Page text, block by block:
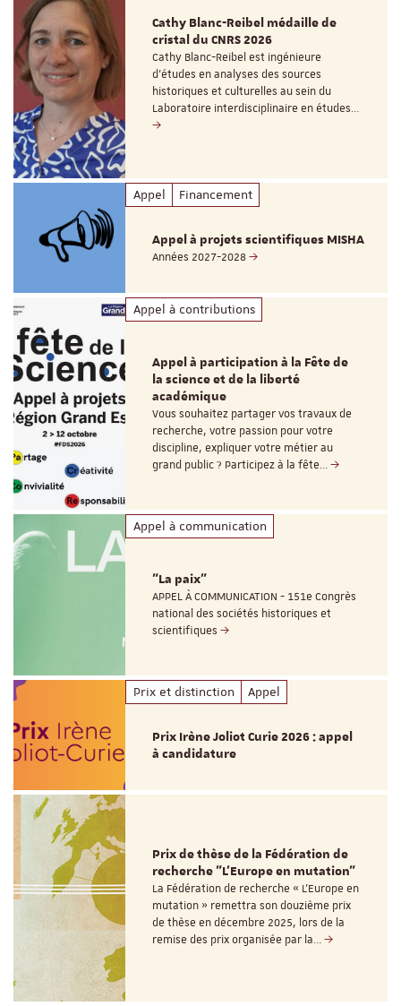
Cathy Blanc-Reibel médaille de
cristal du CNRS 2026
Cathy Blanc-Reibel est ingénieure
d’études en analyses des sources
historiques et culturelles au sein du
Laboratoire interdisciplinaire en études…
Appel Financement
Appel à projets scientifiques MISHA
Années 2027-2028
Appel à contributions
Appel à participation à la Fête de
la science et de la liberté
académique
Vous souhaitez partager vos travaux de
recherche, votre passion pour votre
discipline, expliquer votre métier au
grand public ? Participez à la fête…
Appel à communication
"La paix"
APPEL À COMMUNICATION - 151e Congrès
national des sociétés historiques et
scientifiques
Prix et distinction Appel
Prix Irène Joliot Curie 2026 : appel
à candidature
Prix de thèse de la Fédération de
recherche "L’Europe en mutation"
La Fédération de recherche « L’Europe en
mutation » remettra son douzième prix
de thèse en décembre 2025, lors de la
remise des prix organisée par la…